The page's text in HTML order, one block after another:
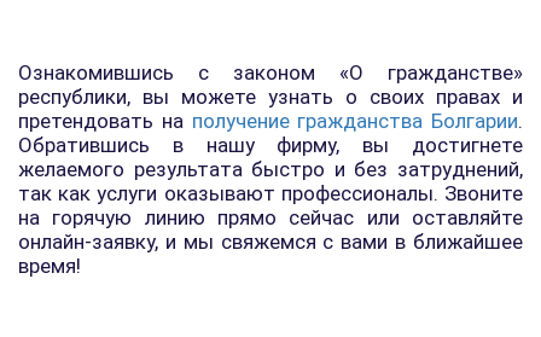
Ознакомившись с законом «О гражданстве»
республики, вы можете узнать о своих правах и
претендовать на получение гражданства Болгарии.
Обратившись в нашу фирму, вы достигнете
желаемого результата быстро и без затруднений,
так как услуги оказывают профессионалы. Звоните
на горячую линию прямо сейчас или оставляйте
онлайн-заявку, и мы свяжемся с вами в ближайшее
время!